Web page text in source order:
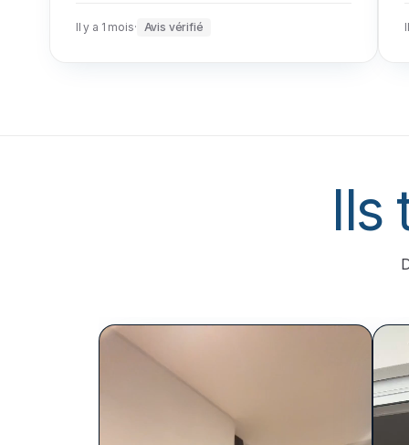
Il y a 1 mois· Avis vérifié
Ils